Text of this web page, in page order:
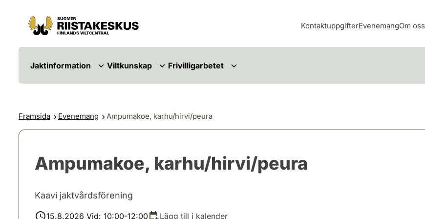
Hoppa till innehåll
Gå till webbplatskartan
KontaktuppgifterEvenemangOm oss
Jaktinformation Viltkunskap Frivilligarbetet
Framsida Evenemang Ampumakoe, karhu/hirvi/peura
Ampumakoe, karhu/hirvi/peura
Kaavi jaktvårdsförening
15.8.2026 Vid: 10:00-12:00
Lägg till i kalender